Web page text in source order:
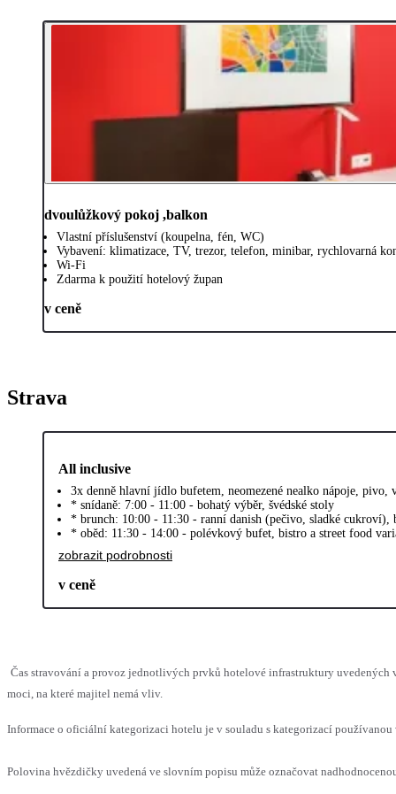
dvoulůžkový pokoj ,balkon
Vlastní příslušenství (koupelna, fén, WC)
Vybavení: klimatizace, TV, trezor, telefon, minibar, rychlovarná
Wi-Fi
Zdarma k použití hotelový župan
v ceně
Strava
All inclusive
3x denně hlavní jídlo bufetem, neomezené nealko nápoje, pivo,
* snídaně: 7:00 - 11:00 - bohatý výběr, švédské stoly
* brunch: 10:00 - 11:30 - ranní danish (pečivo, sladké cukroví),
* oběd: 11:30 - 14:00 - polévkový bufet, bistro a street food
zobrazit podrobnosti
v ceně
Čas stravování a provoz jednotlivých prvků hotelové infrastruktury uvedených
moci, na které majitel nemá vliv.
Informace o oficiální kategorizaci hotelu je v souladu s kategorizací
Polovina hvězdičky uvedená ve slovním popisu může označovat